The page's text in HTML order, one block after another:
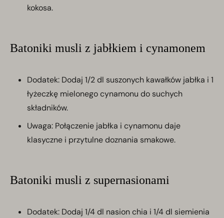
kokosa.
Batoniki musli z jabłkiem i cynamonem
Dodatek: Dodaj 1/2 dl suszonych kawałków jabłka i 1
łyżeczkę mielonego cynamonu do suchych
składników.
Uwaga: Połączenie jabłka i cynamonu daje
klasyczne i przytulne doznania smakowe.
Batoniki musli z supernasionami
Dodatek: Dodaj 1/4 dl nasion chia i 1/4 dl siemienia